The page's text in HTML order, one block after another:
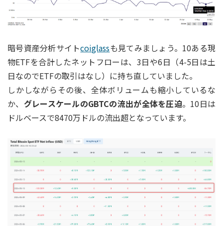
暗号資産分析サイトcoiglassも見てみましょう。10ある現
物ETFを合計したネットフローは、3日や6日（4-5日は土
日なのでETFの取引はなし）に持ち直していました。
しかしながらその後、全体ボリュームも縮小しているな
か、 グレースケールのGBTCの流出が全体を圧迫。10日は
ドルベースで8470万ドルの流出超となっています。